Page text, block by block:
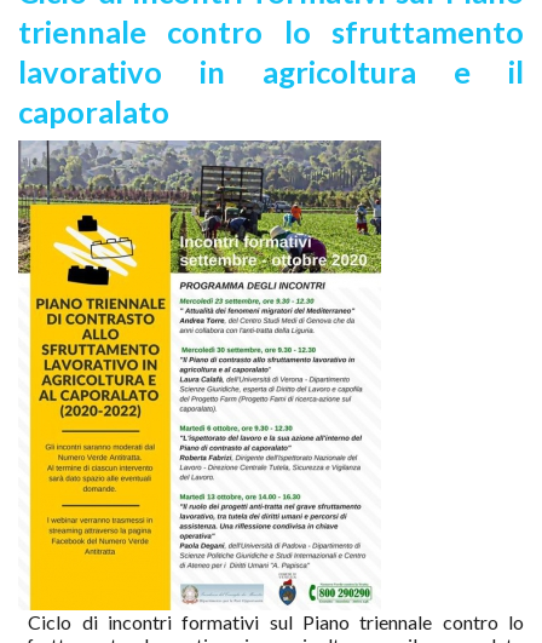
triennale contro lo sfruttamento
lavorativo in agricoltura e il
caporalato
Ciclo di incontri formativi sul Piano triennale contro lo